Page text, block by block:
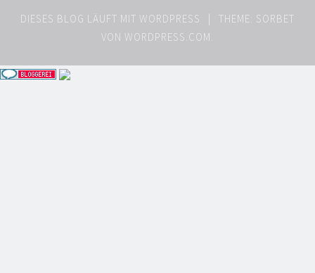
DIESES BLOG LÄUFT MIT WORDPRESS
THEME: SORBET
VON WORDPRESS.COM.